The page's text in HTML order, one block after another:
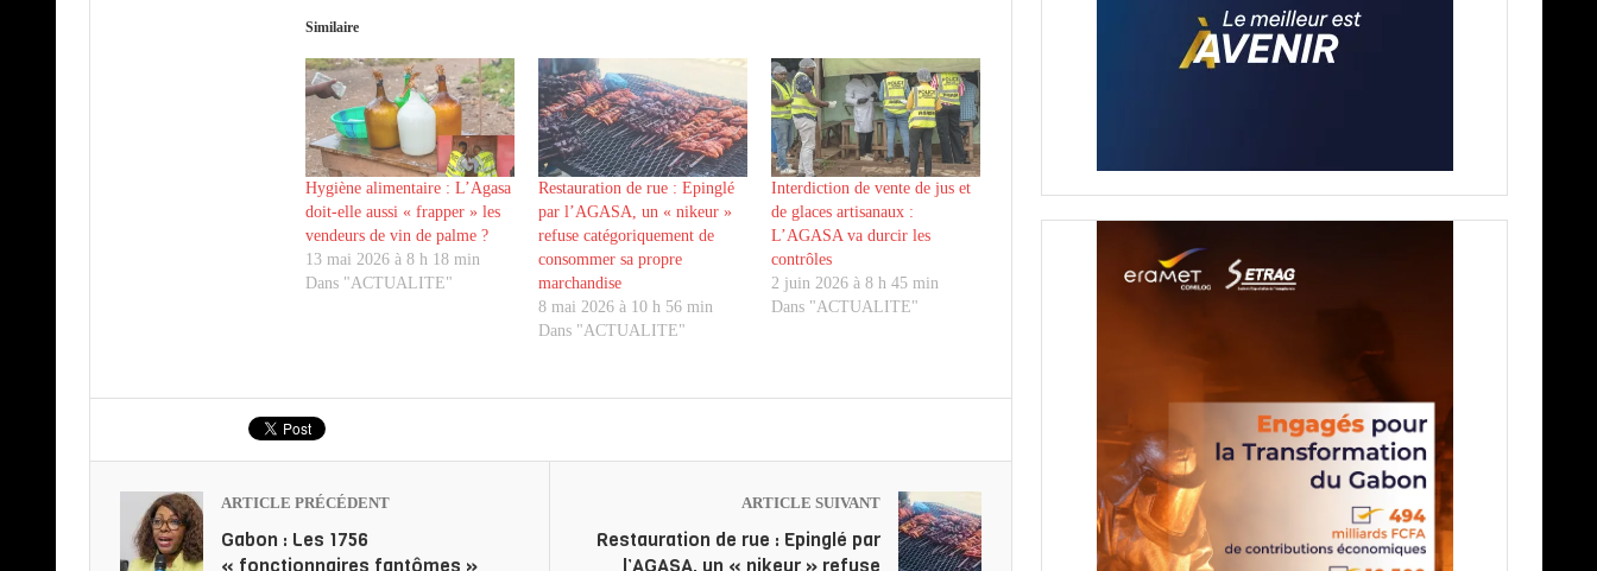
Similaire
Hygiène alimentaire : L’Agasa
doit-elle aussi « frapper » les
vendeurs de vin de palme ?
13 mai 2026 à 8 h 18 min
Dans "ACTUALITE"
Restauration de rue : Epinglé
par l’AGASA, un « nikeur »
refuse catégoriquement de
consommer sa propre
marchandise
8 mai 2026 à 10 h 56 min
Dans "ACTUALITE"
Interdiction de vente de jus et
de glaces artisanaux :
L’AGASA va durcir les
contrôles
2 juin 2026 à 8 h 45 min
Dans "ACTUALITE"
ARTICLE PRÉCÉDENT
Gabon : Les 1756
« fonctionnaires fantômes »
ARTICLE SUIVANT
Restauration de rue : Epinglé par
l’AGASA, un « nikeur » refuse